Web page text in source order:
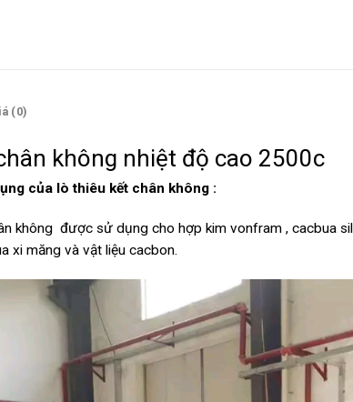
(0)
không nhiệt độ cao 2500c
của lò thiêu kết chân không :
không được sử dụng cho hợp kim vonfram , cacbua
xi măng và vật liệu cacbon.